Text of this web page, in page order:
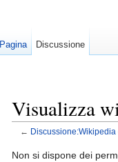
Visualizza
←
Non si dispone dei
Pagina Discussione